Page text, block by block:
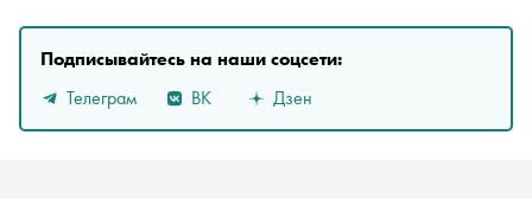
Подписывайтесь на наши соцсети:
Телеграм
ВК Дзен